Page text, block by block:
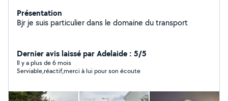
Présentation
Bjr je suis particulier dans le domaine du transport
Dernier avis laissé par Adelaide : 5/5
Il y a plus de 6 mois
Serviable,réactif,merci à lui pour son écoute